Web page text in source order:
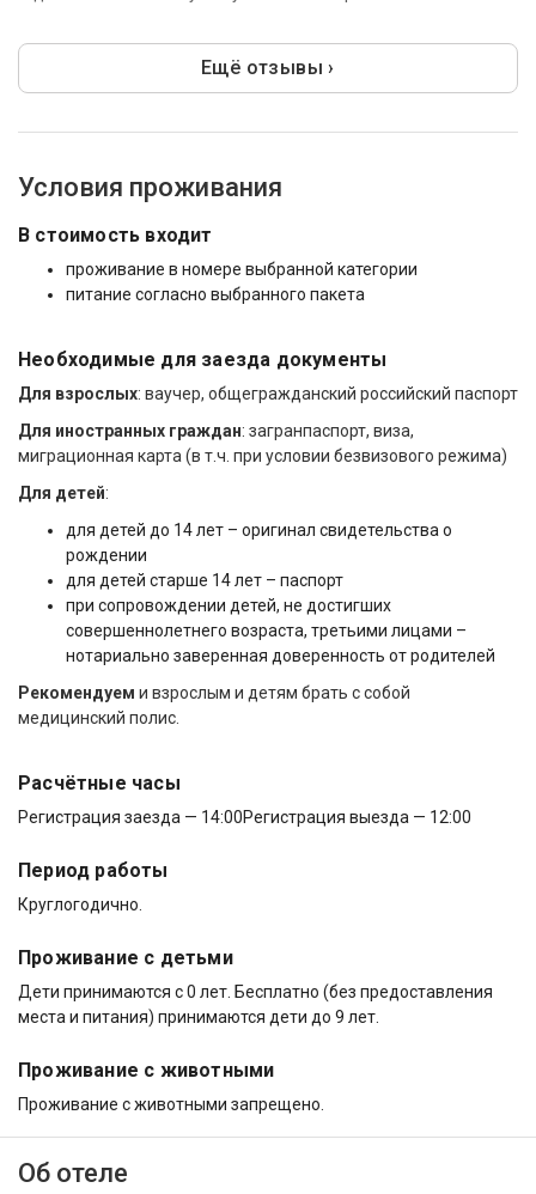
Ещё отзывы ›
Условия проживания
В стоимость входит
проживание в номере выбранной категории
питание согласно выбранного пакета
Необходимые для заезда документы
Для взрослых: ваучер, общегражданский российский паспорт
Для иностранных граждан: загранпаспорт, виза,
миграционная карта (в т.ч. при условии безвизового режима)
Для детей:
для детей до 14 лет – оригинал свидетельства о
рождении
для детей старше 14 лет – паспорт
при сопровождении детей, не достигших
совершеннолетнего возраста, третьими лицами –
нотариально заверенная доверенность от родителей
Рекомендуем и взрослым и детям брать с собой
медицинский полис.
Расчётные часы
Регистрация заезда — 14:00Регистрация выезда — 12:00
Период работы
Круглогодично.
Проживание с детьми
Дети принимаются с 0 лет. Бесплатно (без предоставления
места и питания) принимаются дети до 9 лет.
Проживание с животными
Проживание с животными запрещено.
Об отеле